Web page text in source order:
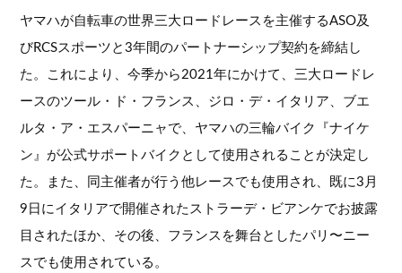
ヤマハが自転車の世界三大ロードレースを主催するASO及
びRCSスポーツと3年間のパートナーシップ契約を締結し
た。これにより、今季から2021年にかけて、三大ロードレ
ースのツール・ド・フランス、ジロ・デ・イタリア、ブエ
ルタ・ア・エスパーニャで、ヤマハの三輪バイク『ナイケ
ン』が公式サポートバイクとして使用されることが決定し
た。また、同主催者が行う他レースでも使用され、既に3月
9日にイタリアで開催されたストラーデ・ビアンケでお披露
目されたほか、その後、フランスを舞台としたパリ〜ニー
スでも使用されている。